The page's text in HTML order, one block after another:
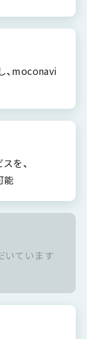
、moconavi
を、
能
いています